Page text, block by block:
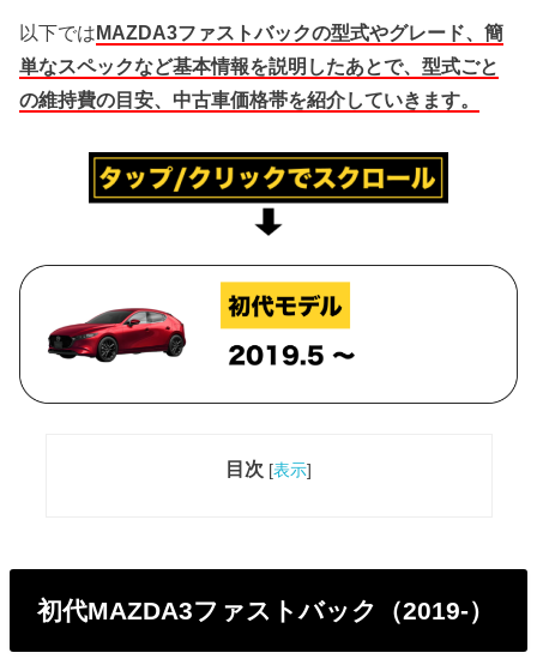
以下ではMAZDA3ファストバックの型式やグレード、簡
単なスペックなど基本情報を説明したあとで、型式ごと
の維持費の目安、中古車価格帯を紹介していきます。
目次 [表示]
初代MAZDA3ファストバック（2019-）